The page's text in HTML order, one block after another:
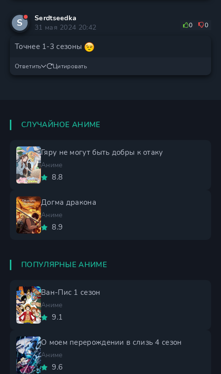
S
Serdtseedka
31 мая 2024 20:42
0 0
Точнее 1-3 сезоны
Ответить Цитировать
СЛУЧАЙНОЕ АНИМЕ
Гяру не могут быть добры к отаку
Аниме
8.8
Догма дракона
Аниме
8.9
ПОПУЛЯРНЫЕ АНИМЕ
Ван-Пис 1 сезон
Аниме
9.1
О моем перерождении в слизь 4 сезон
Аниме
9.6